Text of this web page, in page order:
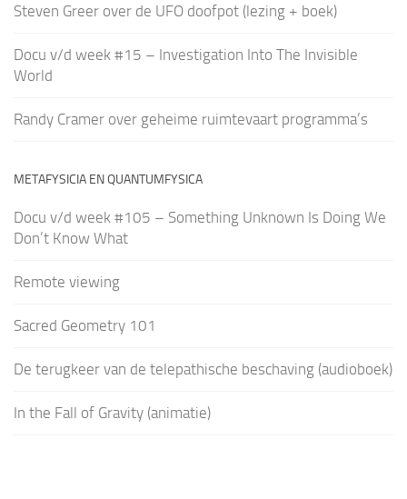
Steven Greer over de UFO doofpot (lezing + boek)
Docu v/d week #15 – Investigation Into The Invisible
World
Randy Cramer over geheime ruimtevaart programma’s
METAFYSICIA EN QUANTUMFYSICA
Docu v/d week #105 – Something Unknown Is Doing We
Don’t Know What
Remote viewing
Sacred Geometry 101
De terugkeer van de telepathische beschaving (audioboek)
In the Fall of Gravity (animatie)